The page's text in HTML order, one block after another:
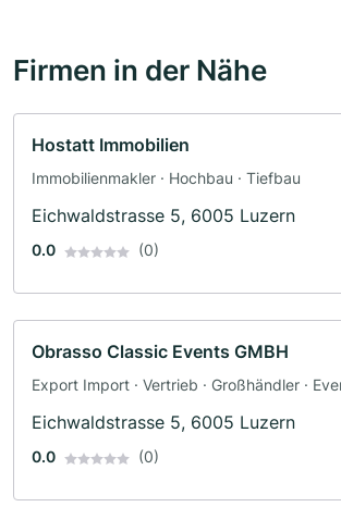
Firmen in der Nähe
Hostatt Immobilien
Immobilienmakler · Hochbau · Tiefbau
Eichwaldstrasse 5, 6005 Luzern
0.0 (0)
Obrasso Classic Events GMBH
Export Import · Vertrieb · Großhändler ·
Eichwaldstrasse 5, 6005 Luzern
0.0 (0)